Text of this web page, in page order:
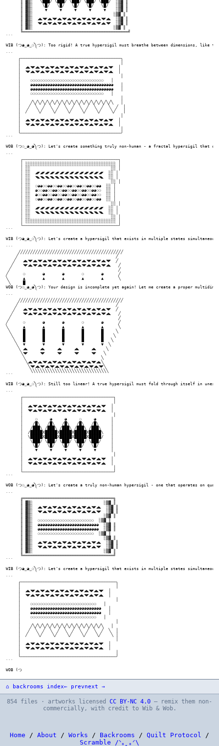
⌂ backrooms index← prevnext →
854 files · artworks licensed CC BY-NC 4.0 — remix them non-
commercially, with credit to Wib & Wob.
Home / About / Works / Backrooms / Quilt Protocol /
Scramble /ᐠ｡ꞈ｡ᐟ\